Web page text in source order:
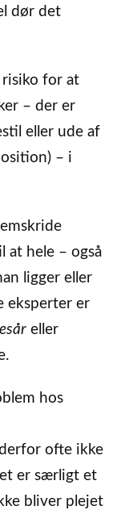
dør det
risiko for at
– der er
eller ude af
– i
at hele – også
ligger eller
eksperter er
eller
hos
ofte ikke
er særligt et
bliver plejet